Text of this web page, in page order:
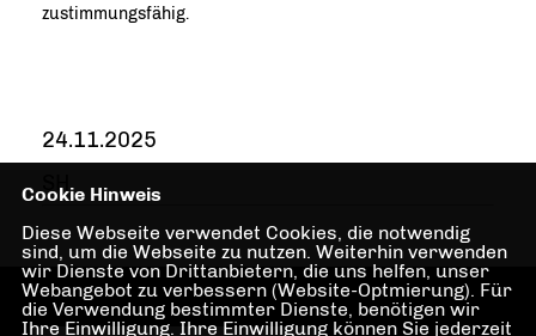
zustimmungsfähig.
24.11.2025
SH
Cookie Hinweis
Diese Webseite verwendet Cookies, die notwendig
sind, um die Webseite zu nutzen. Weiterhin verwenden
wir Dienste von Drittanbietern, die uns helfen, unser
Webangebot zu verbessern (Website-Optmierung). Für
die Verwendung bestimmter Dienste, benötigen wir
Ihre Einwilligung. Ihre Einwilligung können Sie jederzeit